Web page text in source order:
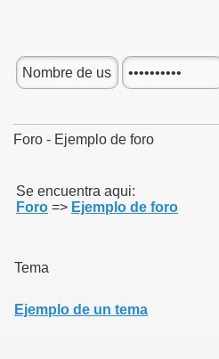
Foro - Ejemplo de foro
Se encuentra aqui:
Foro => Ejemplo de foro
Tema
Ejemplo de un tema